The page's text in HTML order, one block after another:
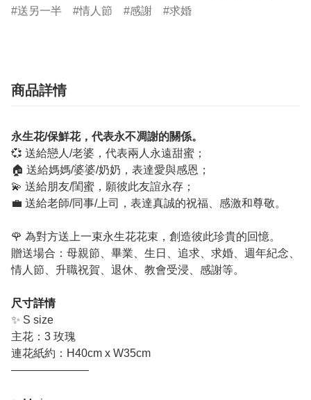
送另一半
情人節 感謝 求婚
商品詳情
永生花/保鮮花，代表永不凋謝的關係。
💞 送給戀人/老婆，代表兩人永遠甜蜜；
🏠 送給媽媽/婆婆/奶奶，表達愛與感恩；
💫 送給朋友/閨蜜，願彼此友誼永存；
💼 送給老師/同事/上司，表達真誠的祝福、感激和尊敬。
🌹 為對方送上一束永生花花束，創造彼此珍貴的回憶。
贈送場合：母親節、畢業、生日、追求、求婚、週年紀念、
情人節、升職祝賀、退休、教會受浸、感謝等。
尺寸詳情
✨ S size
主花：3 玫瑰
連花紙約：H40cm x W35cm
———————